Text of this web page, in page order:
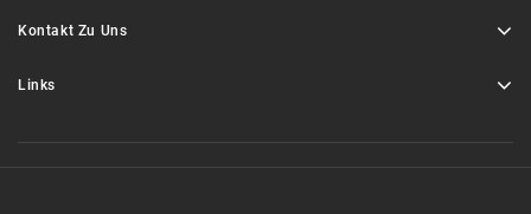
Kontakt Zu Uns
Links